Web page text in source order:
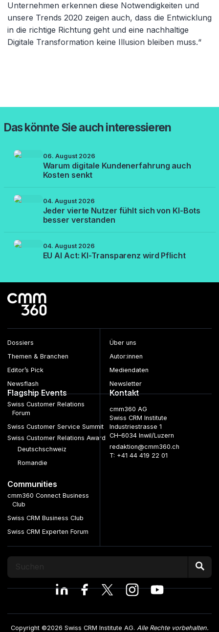
Unternehmen erkennen diese Notwendigkeiten und
unsere Trends 2020 zeigen auch, dass die Entwicklung
in die richtige Richtung geht und eine nachhaltige
Digitale Transformation keine Illusion bleiben muss.“
Das könnte Sie auch interessieren
06. August 2026
Warum digitale Kundenerfahrung auch
Kosten senkt
04. August 2026
Jeder vierte Nutzer fühlt sich von KI-Bots
besser verstanden
04. August 2026
EU AI Act: KI-Transparenz wird Pflicht
Dossiers
Themen & Branchen
Editor’s Pick
Newsflash
Über uns
Autor:innen
Mediendaten
Newsletter
Flagship Events
Swiss Customer Relations
Forum
Swiss Customer Service Summit
Swiss Customer Relations Award
Deutschschweiz
Romandie
Communities
cmm360 Connect Business
Club
Swiss CRM Business Club
Swiss CRM Experten Forum
Kontakt
cmm360 AG
Swiss CRM Institute
Industriestrasse 1
CH–6034 Inwil/Luzern
redaktion@cmm360.ch
T: +41 44 419 22 01
Copyright ©2026 Swiss CRM Institute AG. Alle Rechte vorbehalten.